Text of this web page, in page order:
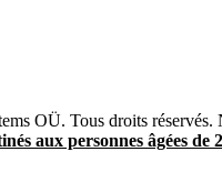
OÜ. Tous droits
aux personnes âgées de